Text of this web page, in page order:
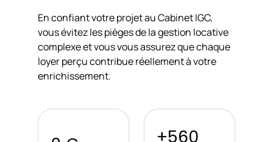
En confiant votre projet au Cabinet IGC,
vous évitez les pièges de la gestion locative
complexe et vous vous assurez que chaque
loyer perçu contribue réellement à votre
enrichissement.
+560